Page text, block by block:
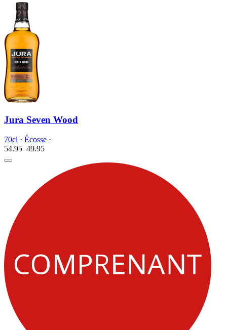
Jura Seven Wood
70cl · Écosse ·
54.95 49.95